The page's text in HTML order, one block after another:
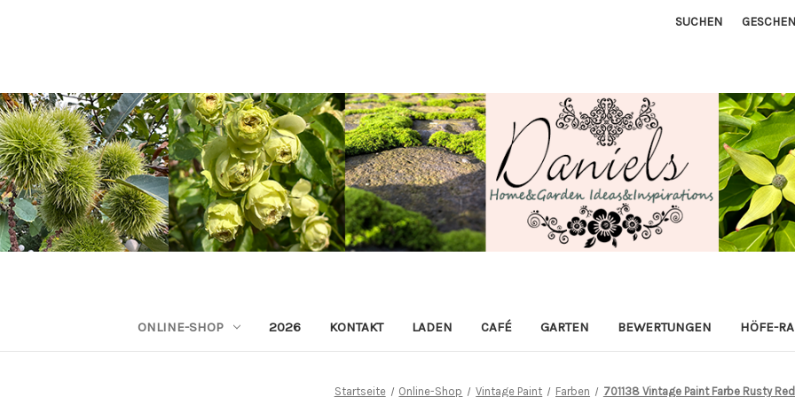
SUCHEN
ONLINE-SHOP 2026 KONTAKT LADEN CAFÉ GARTEN BEWERTUNGEN HÖFE-
Startseite Online-Shop Vintage Paint Farben 701138 Vintage Paint Farbe Rusty